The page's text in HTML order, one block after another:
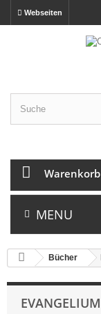
Webseiten
Warenkorb
MENU
Bücher
EVANGELIUM